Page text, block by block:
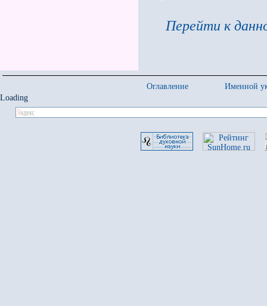
Перейти к
Оглавление
Именной
Loading